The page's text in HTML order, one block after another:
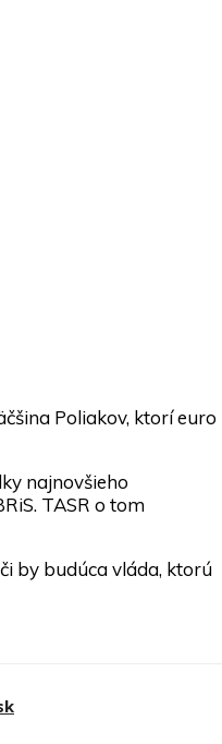
Poliakov, ktorí euro
najnovšieho
TASR o tom
by budúca vláda, ktorú